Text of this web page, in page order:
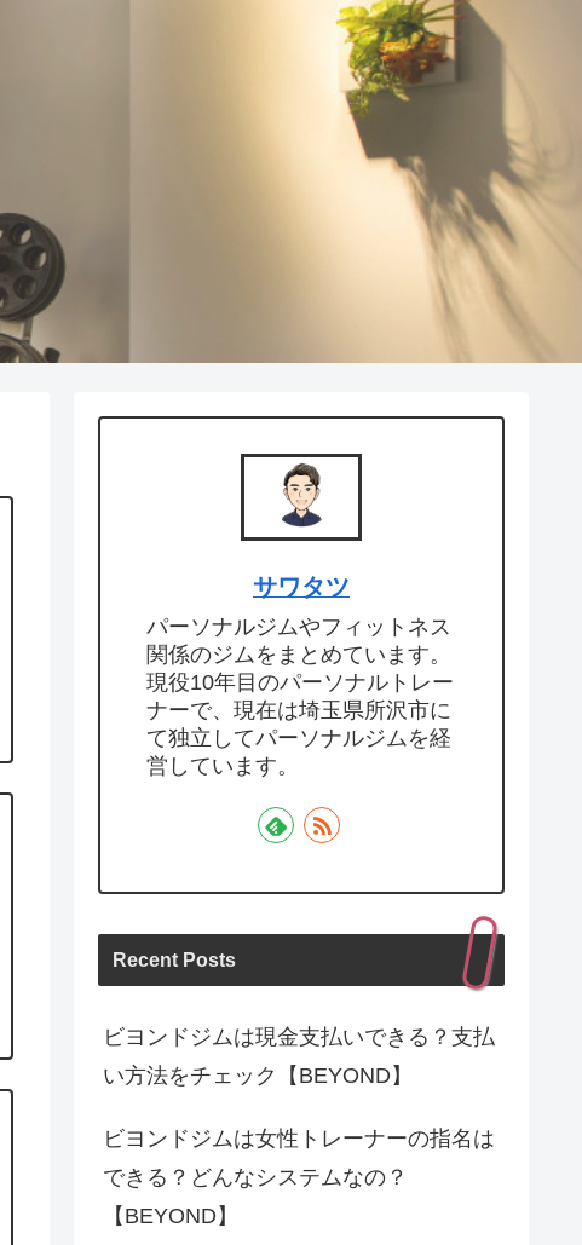
サワタツ
パーソナルジムやフィットネス
関係のジムをまとめています。
現役10年目のパーソナルトレー
ナーで、現在は埼玉県所沢市に
て独立してパーソナルジムを経
営しています。
Recent Posts
ビヨンドジムは現金支払いできる？支払
い方法をチェック【BEYOND】
ビヨンドジムは女性トレーナーの指名は
できる？どんなシステムなの？
【BEYOND】